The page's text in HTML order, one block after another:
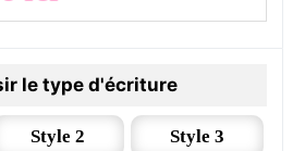
le type d'écriture
Style 2 Style 3